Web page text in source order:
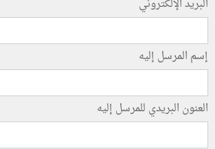
البريد الإلكتروني
إسم المرسل إليه
العنون البريدي للمرسل إليه